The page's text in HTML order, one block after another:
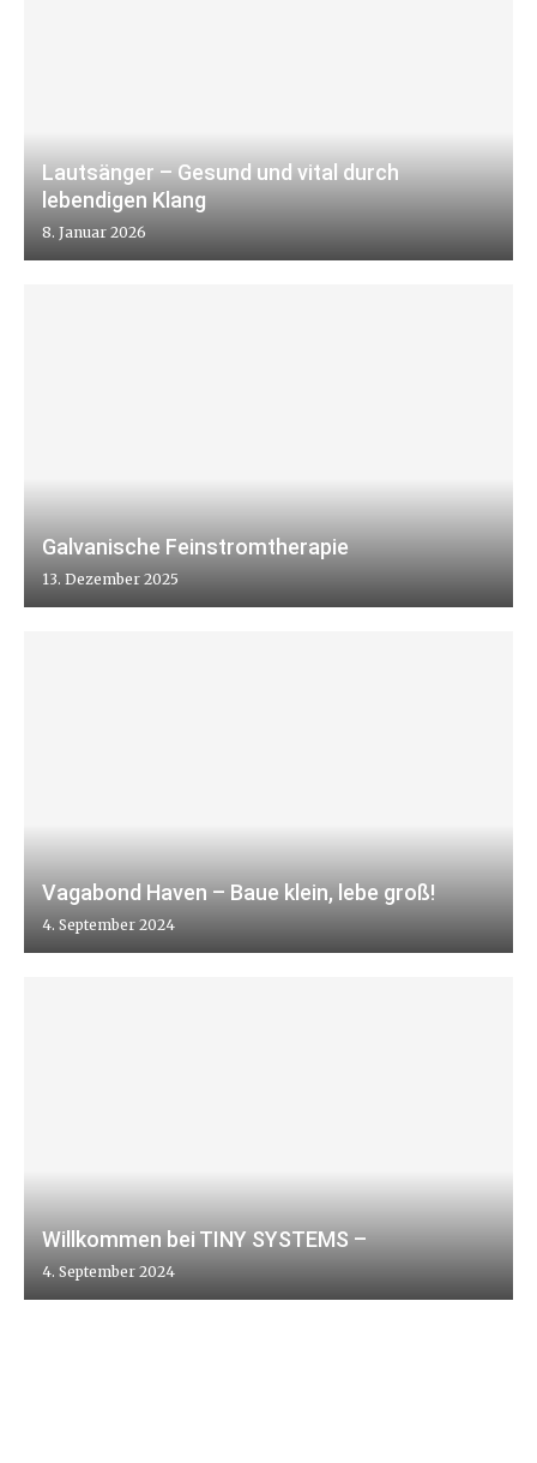
Lautsänger – Gesund und vital durch
lebendigen Klang
8. Januar 2026
Galvanische Feinstromtherapie
13. Dezember 2025
Vagabond Haven – Baue klein, lebe groß!
4. September 2024
Willkommen bei TINY SYSTEMS –
4. September 2024